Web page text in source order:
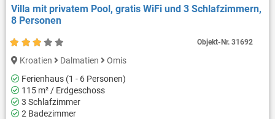
Villa mit privatem Pool, gratis WiFi und 3 Schlafzimmern,
8 Personen
Kroatien Dalmatien
Omis
Ferienhaus (1 - 6 Personen)
115 m² / Erdgeschoss
3 Schlafzimmer
2 Badezimmer
Objekt-Nr.31692